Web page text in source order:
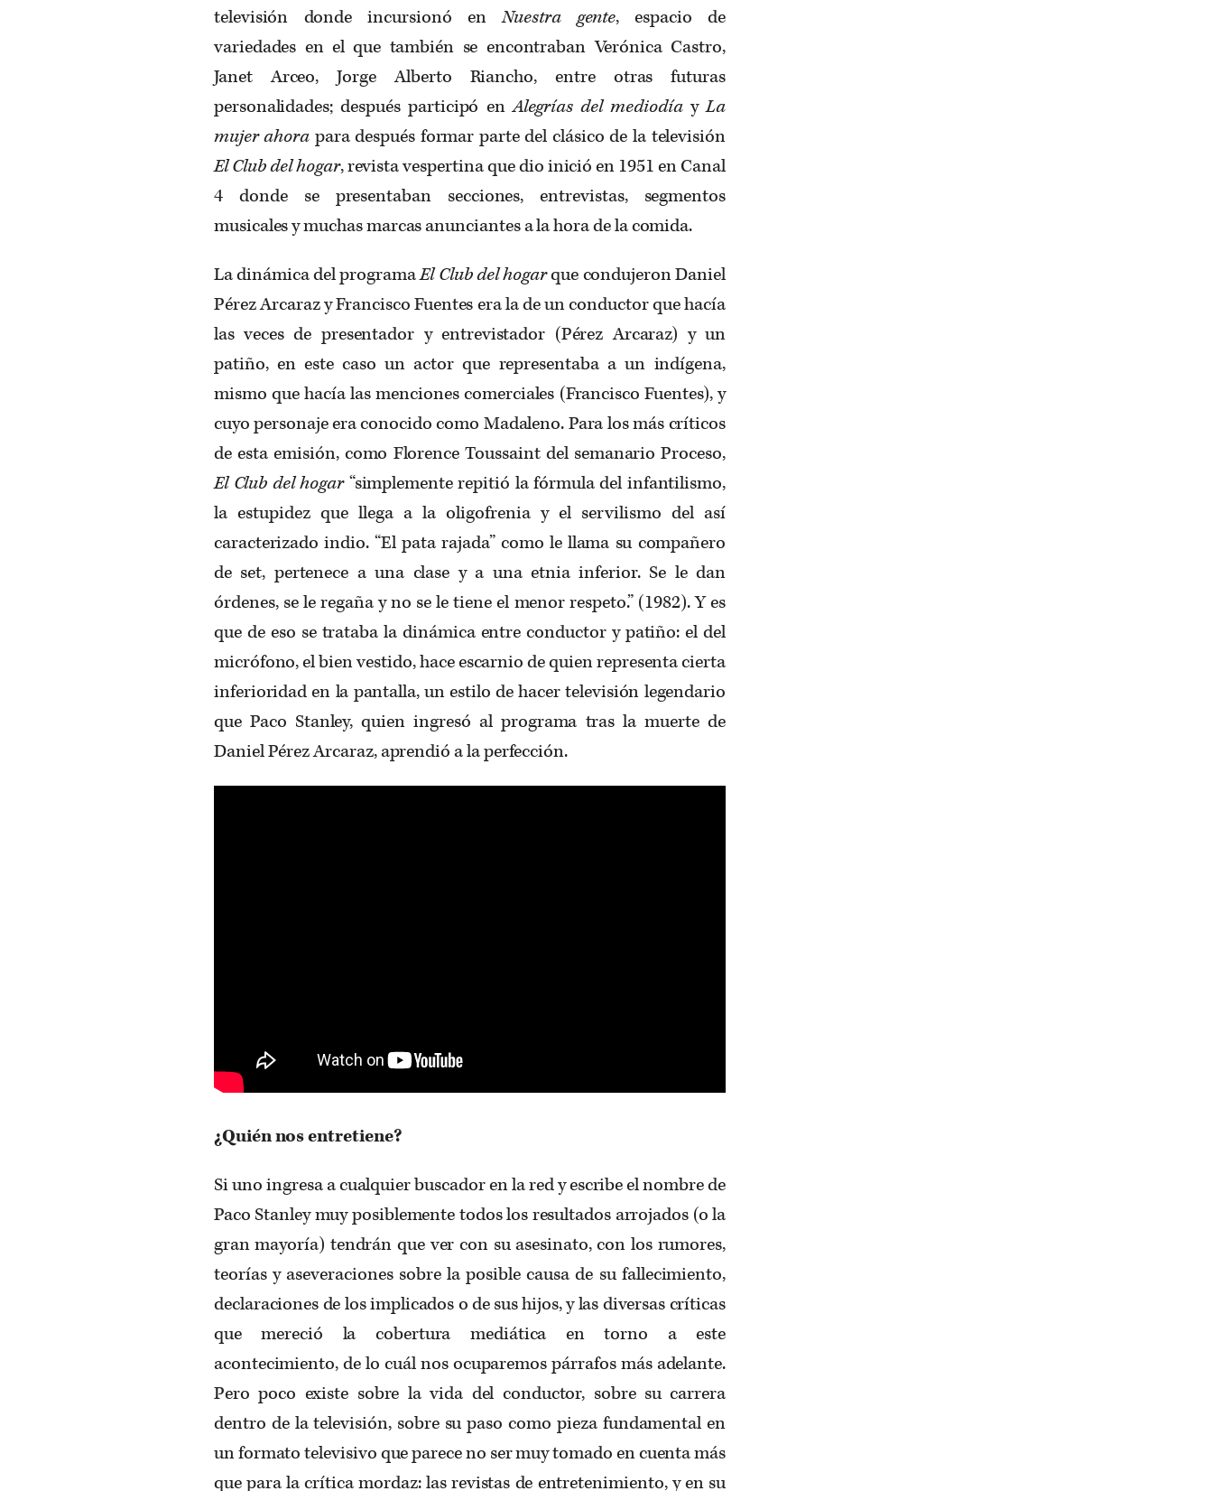
televisión donde incursionó enNuestra gente, espacio de
variedades en el que también se encontraban Verónica Castro,
Janet Arceo, Jorge Alberto Riancho, entre otras futuras
personalidades; después participó enAlegrías del mediodíayLa
mujer ahora para después formar parte del clásico de la televisión
El Club del hogar, revista vespertina que dio inició en 1951 en Canal
4 donde se presentaban secciones, entrevistas, segmentos
musicales y muchas marcas anunciantes a la hora de la comida.
La dinámica del programaEl Club del hogarque condujeron Daniel
Pérez Arcaraz y Francisco Fuentes era la de un conductor que hacía
las veces de presentador y entrevistador (Pérez Arcaraz) y un
patiño, en este caso un actor que representaba a un indígena,
mismo que hacía las menciones comerciales (Francisco Fuentes), y
cuyo personaje era conocido como Madaleno. Para los más críticos
de esta emisión, como Florence Toussaint del semanario Proceso,
El Club del hogar“simplemente repitió la fórmula del infantilismo,
la estupidez que llega a la oligofrenia y el servilismo del así
caracterizado indio. “El pata rajada” como le llama su compañero
de set, pertenece a una clase y a una etnia inferior. Se le dan
órdenes, se le regaña y no se le tiene el menor respeto.” (1982). Y es
que de eso se trataba la dinámica entre conductor y patiño: el del
micrófono, el bien vestido, hace escarnio de quien representa cierta
inferioridad en la pantalla, un estilo de hacer televisión legendario
que Paco Stanley, quien ingresó al programa tras la muerte de
Daniel Pérez Arcaraz, aprendió a la perfección.
¿Quién nos entretiene?
Si uno ingresa a cualquier buscador en la red y escribe el nombre de
Paco Stanley muy posiblemente todos los resultados arrojados (o la
gran mayoría) tendrán que ver con su asesinato, con los rumores,
teorías y aseveraciones sobre la posible causa de su fallecimiento,
declaraciones de los implicados o de sus hijos, y las diversas críticas
que mereció la cobertura mediática en torno a este
acontecimiento, de lo cuál nos ocuparemos párrafos más adelante.
Pero poco existe sobre la vida del conductor, sobre su carrera
dentro de la televisión, sobre su paso como pieza fundamental en
un formato televisivo que parece no ser muy tomado en cuenta más
que para la crítica mordaz: las revistas de entretenimiento, y en su